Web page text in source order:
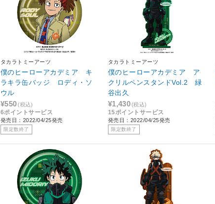
タカラトミーアーツ
僕のヒーローアカデミア キ
ラキラ缶バッジ ロディ・ソ
ウル
¥550 (税込)
6ポイントサービス
発売日：2022/04/25発売
限定数終了
タカラトミーアーツ
僕のヒーローアカデミア ア
クリルペンスタンドVol.2 緑
谷出久
¥1,430(税込)
15ポイントサービス
発売日：2022/04/25発売
限定数終了